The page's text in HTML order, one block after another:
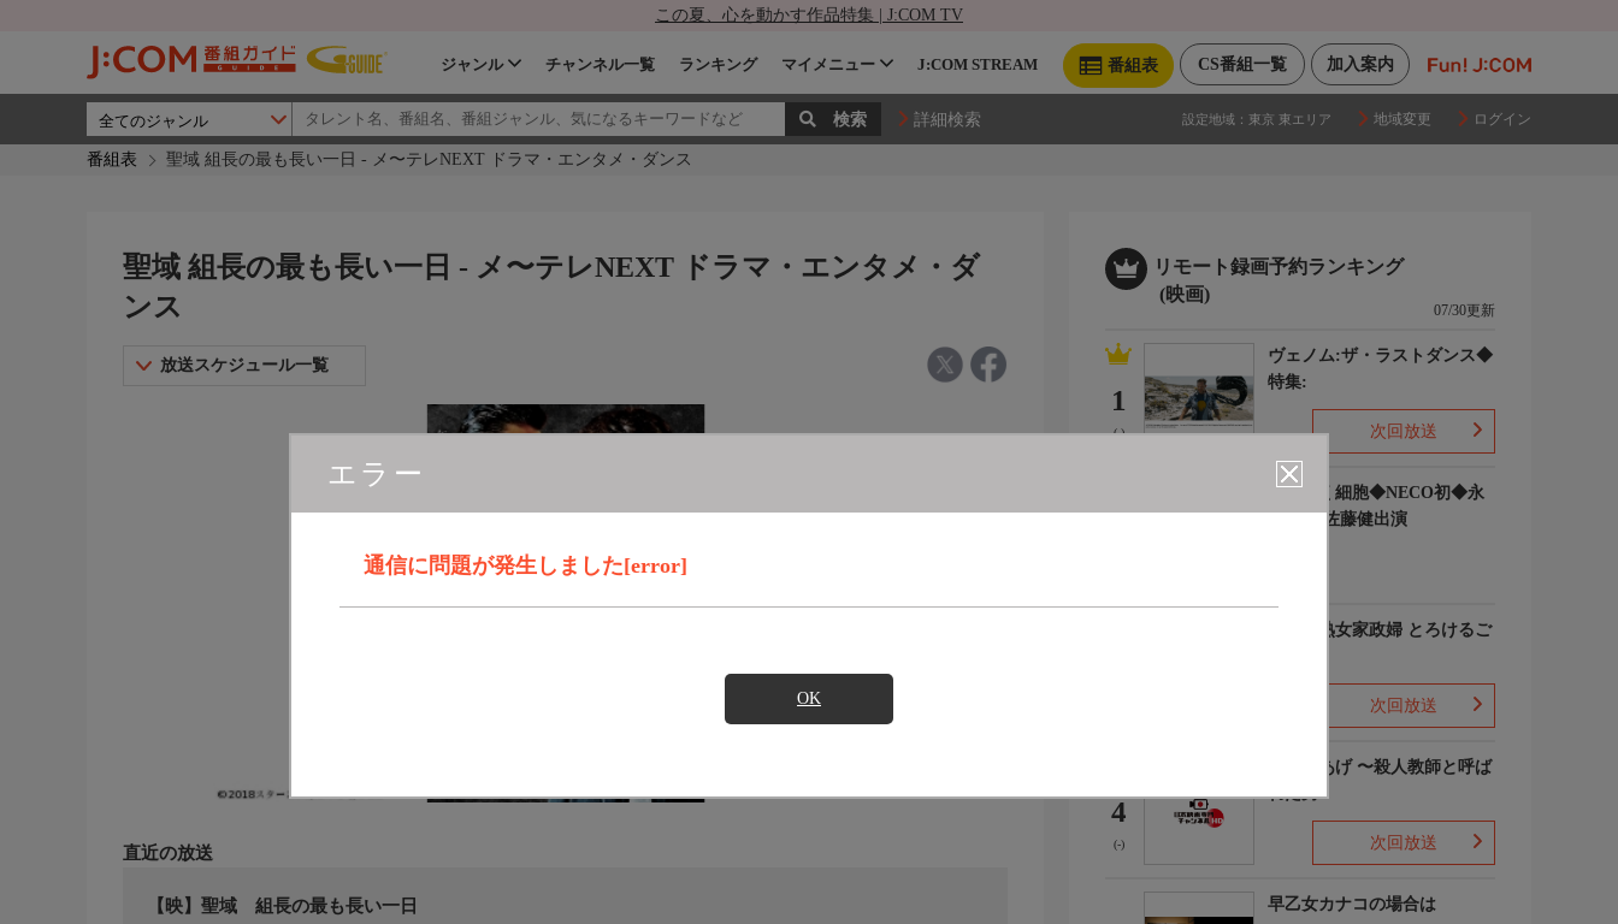
この夏、心を動かす作品特集 | J:COM TV
加入案内
CS番組一覧
番組表
ジャンル チャンネル一覧 ランキング マイメニュー J:COM STREAM
詳細検索 設定地域： 東京 東エリア 地域変更 ログイン
番組表 聖域 組長の最も長い一日 - メ〜テレNEXT ドラマ・エンタメ・ダンス
エラー
通信に問題が発生しました[error]
OK
聖域 組長の最も長い一日 - メ〜テレNEXT ドラマ・エンタメ・ダ
ンス
放送スケジュール一覧
直近の放送
【映】聖域 組長の最も長い一日
リモート録画予約ランキング
(映画)
07/30更新
1
(-)
ヴェノム:ザ・ラストダンス◆
特集:
次回放送
はたらく細胞◆NECO初◆永
野芽郁 佐藤健出演
愛しの熟女家政婦 とろけるご
次回放送
4
(-)
でっちあげ 〜殺人教師と呼ば
れた男
次回放送
早乙女カナコの場合は